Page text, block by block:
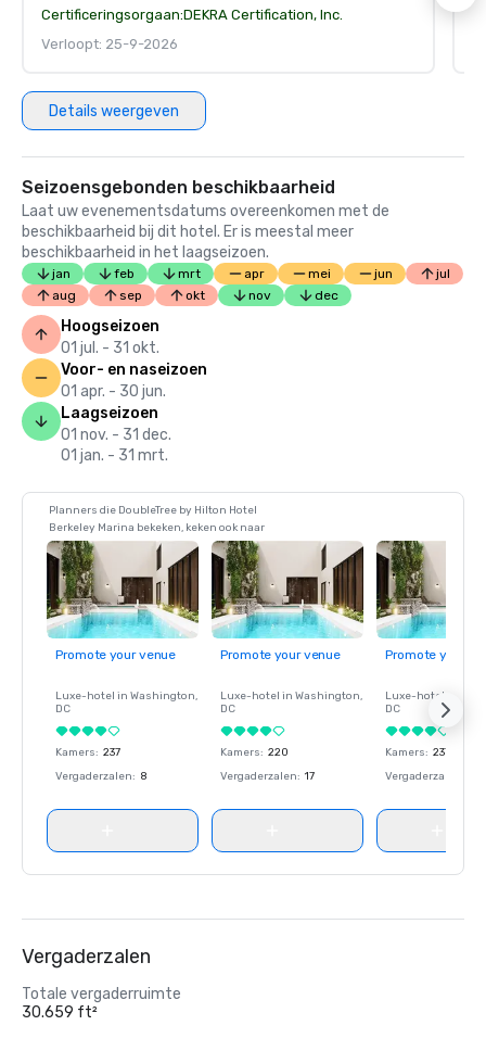
Certificeringsorgaan:DEKRA Certification, Inc.
Verloopt: 25-9-2026
Details weergeven
Seizoensgebonden beschikbaarheid
Laat uw evenementsdatums overeenkomen met de
beschikbaarheid bij dit hotel. Er is meestal meer
beschikbaarheid in het laagseizoen.
jan feb mrt apr mei jun
jul
aug
sep okt nov dec
Hoogseizoen
01 jul. - 31 okt.
Voor- en naseizoen
01 apr. - 30 jun.
Laagseizoen
01 nov. - 31 dec.
01 jan. - 31 mrt.
Planners die DoubleTree by Hilton Hotel
Berkeley Marina bekeken, keken ook naar
Promote your venue
Luxe-hotel in Washington,
DC
Kamers: 237
Vergaderzalen: 8
Promote your venue
Luxe-hotel in Washington,
DC
Kamers: 220
Vergaderzalen: 17
Promote your
Luxe-hotel in
DC
Kamers: 237
Vergaderzalen
Vergaderzalen
Totale vergaderruimte
30.659 ft²